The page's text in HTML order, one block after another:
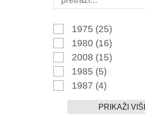
1975 (25)
1980 (16)
2008 (15)
1985 (5)
1987 (4)
PRIKAŽI